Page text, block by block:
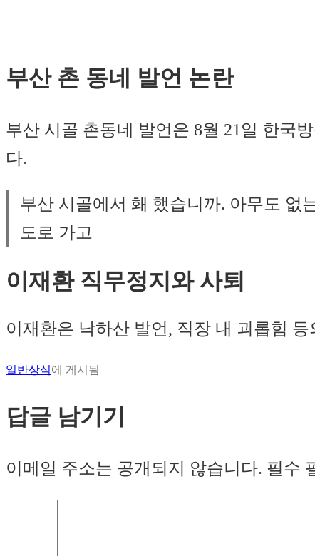
부산 촌 동네 발언 논란
부산 시골 촌동네 발언은 8월 21일 한국
다.
부산 시골에서 홰 했습니까. 아무도 없
도로 가고
이재환 직무정지와 사퇴
이재환은 낙하산 발언, 직장 내 괴롭힘
일반상식에 게시됨
답글 남기기
이메일 주소는 공개되지 않습니다. 필수